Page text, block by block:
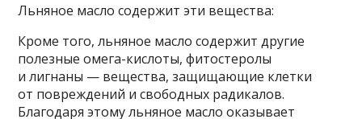
Льняное масло содержит эти вещества:
Кроме того, льняное масло содержит другие
полезные омега-кислоты, фитостеролы
и лигнаны — вещества, защищающие клетки
от повреждений и свободных радикалов.
Благодаря этому льняное масло оказывает